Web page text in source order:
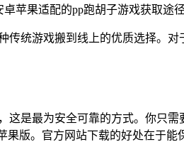
统游戏搬到线上的优质选择。
是最为安全可靠的方式。你只
版。官方网站下载的好处在于